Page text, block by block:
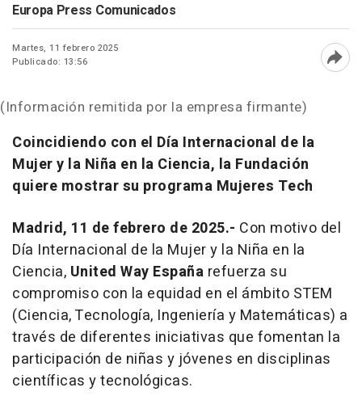
Europa Press Comunicados
Martes, 11 febrero 2025
Publicado: 13:56
(Información remitida por la empresa firmante)
Coincidiendo con el Día Internacional de la
Mujer y la Niña en la Ciencia, la Fundación
quiere mostrar su programa Mujeres Tech
Madrid, 11 de febrero de 2025.- Con motivo del
Día Internacional de la Mujer y la Niña en la
Ciencia, United Way España refuerza su
compromiso con la equidad en el ámbito STEM
(Ciencia, Tecnología, Ingeniería y Matemáticas) a
través de diferentes iniciativas que fomentan la
participación de niñas y jóvenes en disciplinas
científicas y tecnológicas.